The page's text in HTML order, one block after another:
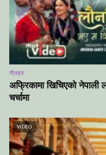
गीतहरु
अफ्रिकामा खिचिएको नेपाली
चर्चामा
VIDEO